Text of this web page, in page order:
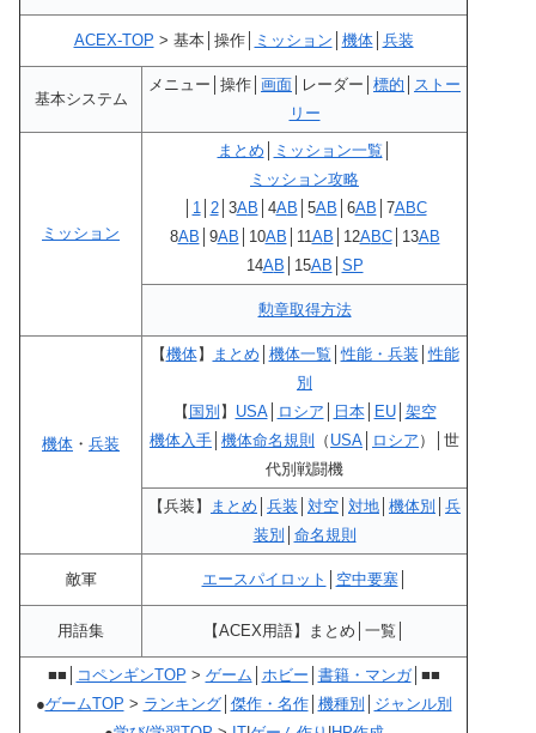
ACEX-TOP > 基本│操作│ ミッション 機体│ 兵装
基本システム
メニュー│操作│ 画面 │レーダー│ 標的
ストー
リー
ミッション
まとめ ミッション一覧
ミッション攻略
1│ 2│3AB │4AB │5AB │6AB │7ABC
8AB │9AB │10AB │11AB │12ABC│13AB
14AB │15AB SP
勲章取得方法
機体 ・ 兵装
【機体】 まとめ 機体一覧 │性能・兵装 │性能
別
【 国別 】 USA│ ロシア 日本│ EU│ 架空
機体入手 機体命名規則 （ USA ロシア ）│世
代別戦闘機
【兵装】 まとめ 兵装 対空 対地 機体別
兵
装別
命名規則
敵軍 エースパイロット 空中要塞│
用語集 【ACEX用語】まとめ│一覧│
■■│ コペンギンTOP > ゲーム ホビー 書籍・マンガ│■■
●ゲームTOP > ランキング│ 傑作・名作│ 機種別
ジャンル別